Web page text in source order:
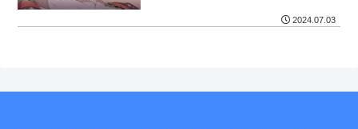
2024.07.03